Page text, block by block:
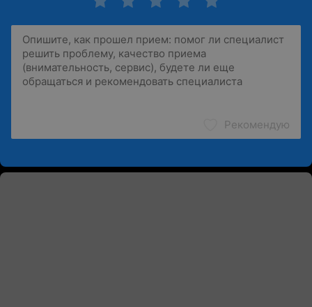
Рекомендую